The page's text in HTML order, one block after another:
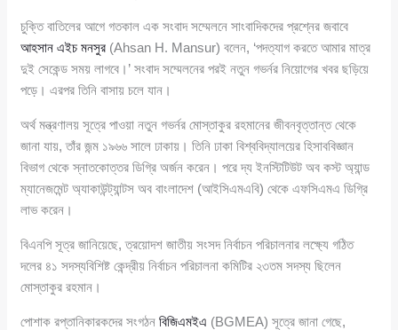
চুক্তি বাতিলের আগে গতকাল এক সংবাদ সম্মেলনে সাংবাদিকদের প্রশ্নের জবাবে
আহসান এইচ মনসুর (Ahsan H. Mansur) বলেন, ‘পদত্যাগ করতে আমার মাত্র
দুই সেকেন্ড সময় লাগবে।’ সংবাদ সম্মেলনের পরই নতুন গভর্নর নিয়োগের খবর ছড়িয়ে
পড়ে। এরপর তিনি বাসায় চলে যান।
অর্থ মন্ত্রণালয় সূত্রে পাওয়া নতুন গভর্নর মোস্তাকুর রহমানের জীবনবৃত্তান্ত থেকে
জানা যায়, তাঁর জন্ম ১৯৬৬ সালে ঢাকায়। তিনি ঢাকা বিশ্ববিদ্যালয়ের হিসাববিজ্ঞান
বিভাগ থেকে স্নাতকোত্তর ডিগ্রি অর্জন করেন। পরে দ্য ইনস্টিটিউট অব কস্ট অ্যান্ড
ম্যানেজমেন্ট অ্যাকাউন্ট্যান্টস অব বাংলাদেশ (আইসিএমএবি) থেকে এফসিএমএ ডিগ্রি
লাভ করেন।
বিএনপি সূত্র জানিয়েছে, ত্রয়োদশ জাতীয় সংসদ নির্বাচন পরিচালনার লক্ষ্যে গঠিত
দলের ৪১ সদস্যবিশিষ্ট কেন্দ্রীয় নির্বাচন পরিচালনা কমিটির ২৩তম সদস্য ছিলেন
মোস্তাকুর রহমান।
পোশাক রপ্তানিকারকদের সংগঠনবিজিএমইএ (BGMEA) সূত্রে জানা গেছে,